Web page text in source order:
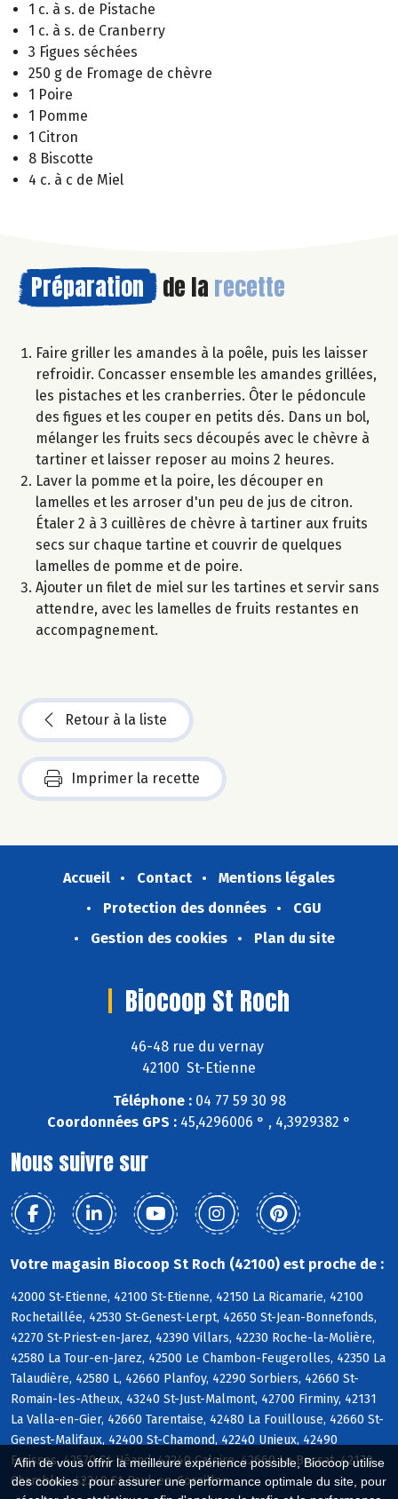
Afin de vous offrir la meilleure expérience possible, Biocoop utilise
des cookies : pour assurer une performance optimale du site, pour
1 c. à s. de Pistache
1 c. à s. de Cranberry
3 Figues séchées
250 g de Fromage de chèvre
1 Poire
1 Pomme
1 Citron
8 Biscotte
4 c. à c de Miel
Préparation de la recette
Faire griller les amandes à la poêle, puis les laisser
refroidir. Concasser ensemble les amandes grillées,
les pistaches et les cranberries. Ôter le pédoncule
des figues et les couper en petits dés. Dans un bol,
mélanger les fruits secs découpés avec le chèvre à
tartiner et laisser reposer au moins 2 heures.
Laver la pomme et la poire, les découper en
lamelles et les arroser d'un peu de jus de citron.
Étaler 2 à 3 cuillères de chèvre à tartiner aux fruits
secs sur chaque tartine et couvrir de quelques
lamelles de pomme et de poire.
Ajouter un filet de miel sur les tartines et servir sans
attendre, avec les lamelles de fruits restantes en
accompagnement.
Retour à la liste
Imprimer la recette
Accueil Contact
Mentions légales
Protection des données
CGU
Gestion des cookies
Plan du site
Biocoop St Roch
46-48 rue du vernay
42100 St-Etienne
Téléphone :04 77 59 30 98
Coordonnées GPS : 45,4296006 ° , 4,3929382 °
Nous suivre sur
Votre magasin Biocoop St Roch (42100) est proche de :
42000 St-Etienne, 42100 St-Etienne, 42150 La Ricamarie, 42100
Rochetaillée, 42530 St-Genest-Lerpt, 42650 St-Jean-Bonnefonds,
42270 St-Priest-en-Jarez, 42390 Villars, 42230 Roche-la-Molière,
42580 La Tour-en-Jarez, 42500 Le Chambon-Feugerolles, 42350 La
Talaudière, 42580 L, 42660 Planfoy, 42290 Sorbiers, 42660 St-
Romain-les-Atheux, 43240 St-Just-Malmont, 42700 Firminy, 42131
La Valla-en-Gier, 42660 Tarentaise, 42480 La Fouillouse, 42660 St-
Genest-Malifaux, 42400 St-Chamond, 42240 Unieux, 42490
Fraisses, 42570 St-Héand, 42240 Caloire, 42660 Le Bessat, 42170
Chambles, 42240 St-Paul-en-Cornillon